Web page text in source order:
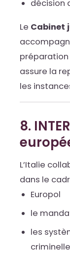
décision
Le Cabinet
assure la
les
8.
L’Italie
dans le
Europol
le
les